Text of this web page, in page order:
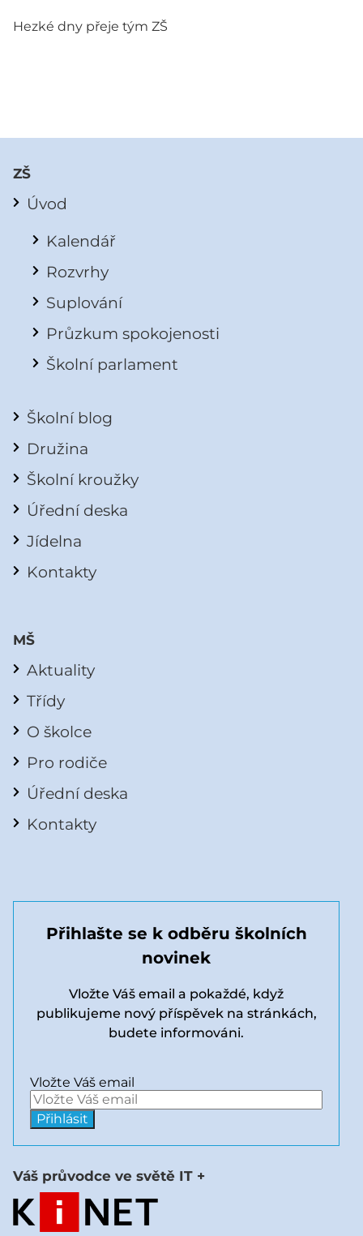
Hezké dny přeje tým ZŠ
ZŠ
Úvod
Kalendář
Rozvrhy
Suplování
Průzkum spokojenosti
Školní parlament
Školní blog
Družina
Školní kroužky
Úřední deska
Jídelna
Kontakty
MŠ
Aktuality
Třídy
O školce
Pro rodiče
Úřední deska
Kontakty
Přihlašte se k odběru školních
novinek
Vložte Váš email a pokaždé, když
publikujeme nový příspěvek na stránkách,
budete informováni.
Vložte Váš email
Váš průvodce ve světě IT +